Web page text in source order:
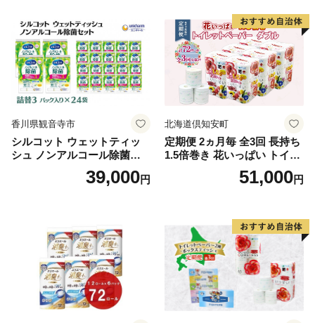
泡石鹸 石鹸 兵庫 兵庫県 小野
香川県観音寺市
シルコット ウェットティッ
シュ ノンアルコール除菌詰
替（43枚×3P）×24袋 日用品
おもちゃ 拭き取り 手拭き 外
39,000円
北海道倶知安町
定期便 2ヵ月毎 全3回 長持ち
1.5倍巻き 花いっぱい トイレ
ットペーパー ダブル 45ｍ 計
72ロール 全18種 花柄 プリン
ー 消耗品 備蓄 送料無料 北海
道 倶知安町 日用品
51,000円